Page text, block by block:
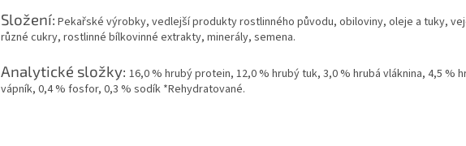
Složení: Pekařské výrobky, vedlejší produkty rostlinného původu, obiloviny, oleje a tuky,
různé cukry, rostlinné bílkovinné extrakty, minerály, semena.
Analytické složky: 16,0 % hrubý protein, 12,0 % hrubý tuk, 3,0 % hrubá vláknina, 4,5 %
vápník, 0,4 % fosfor, 0,3 % sodík *Rehydratované.